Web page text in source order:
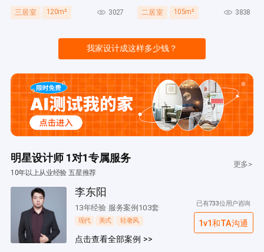
三居室 120m² 3027 二居室 105m² 3838
我家设计成这样多少钱？
明星设计师 1对1专属服务
10年以上从业经验 五星推荐
更多>
李东阳
13年经验 服务案例103套
现代 美式 轻奢风
点击查看全部案例 >>
已有733位用户咨询
1v1和TA沟通